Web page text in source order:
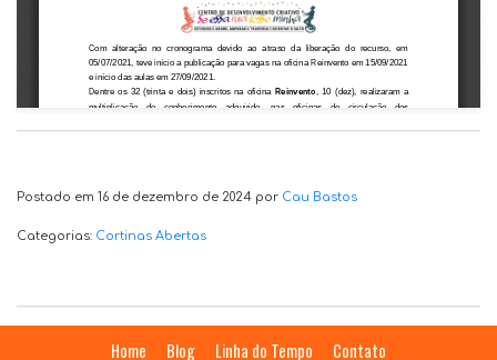
Postado em 16 de dezembro de 2024 por Cau Bastos
Categorias: Cortinas Abertas
Home Blog Linha do Tempo Contato